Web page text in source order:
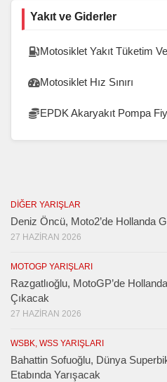
Yakıt ve Giderler
Motosiklet Yakıt Tüketim
Motosiklet Hız Sınırı
EPDK Akaryakıt Pompa
DIĞER YARIŞLAR
Deniz Öncü, Moto2’de Hollanda
27 HAZIRAN 2026
MOTOGP YARIŞLARI
Razgatlıoğlu, MotoGP’de
Çıkacak
27 HAZIRAN 2026
WSBK, WSS YARIŞLARI
Bahattin Sofuoğlu, Dünya
Etabında Yarışacak